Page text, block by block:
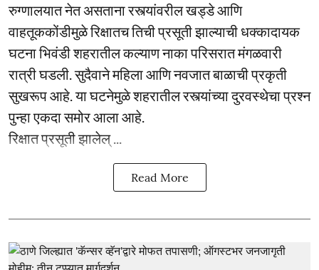
रुग्णालयात नेत असताना रस्त्यांवरील खड्डे आणि
वाहतूककोंडीमुळे रिक्षातच तिची प्रसूती झाल्याची धक्कादायक
घटना भिवंडी शहरातील कल्याण नाका परिसरात मंगळवारी
रात्री घडली. सुदैवाने महिला आणि नवजात बाळाची प्रकृती
सुखरूप आहे. या घटनेमुळे शहरातील रस्त्यांच्या दुरवस्थेचा प्रश्न
पुन्हा एकदा समोर आला आहे.
रिक्षात प्रसूती झालेल् ...
Read More